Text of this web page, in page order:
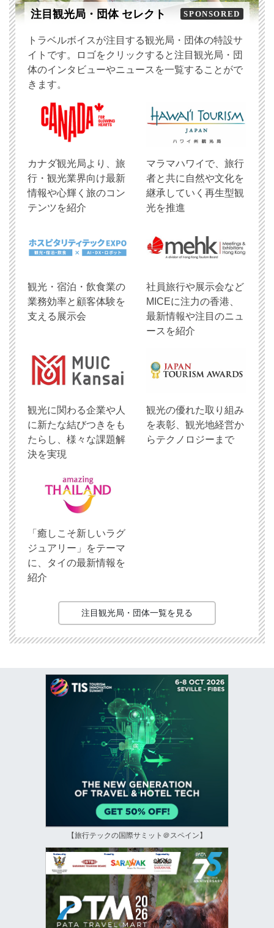
注目観光局・団体 セレクト SPONSORED
トラベルボイスが注目する観光局・団体の特設サ
イトです。ロゴをクリックすると注目観光局・団
体のインタビューやニュースを一覧することがで
きます。
​カナダ観光局より、旅
行・観光業界向け最新
情報や心輝く旅のコン
テンツを紹介
マラマハワイで、旅行
者と共に自然や文化を
継承していく再生型観
光を推進
観光・宿泊・飲食業の
業務効率と顧客体験を
支える展示会
社員旅行や展示会など
MICEに注力の香港、
最新情報や注目のニュ
ースを紹介
観光に関わる企業や人
に新たな結びつきをも
たらし、様々な課題解
決を実現
観光の優れた取り組み
を表彰、観光地経営か
らテクノロジーまで
「癒しこそ新しいラグ
ジュアリー」をテーマ
に、タイの最新情報を
紹介
注目観光局・団体一覧を見る
【旅行テックの国際サミット＠スペイン】